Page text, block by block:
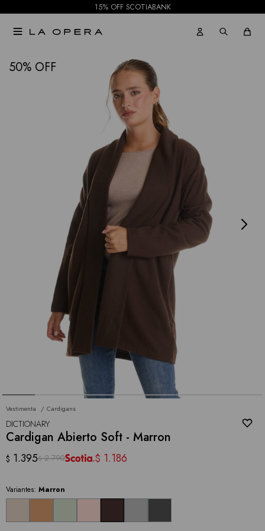
15% OFF SCOTIABANK

50
Vestimenta Cardigans
DICTIONARY
Cardigan Abierto Soft - Marron
$ 1.395$ 2.790 $ 1.186
Variantes: Marron
NOTIFICARME